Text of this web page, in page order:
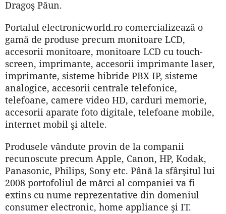
Dragoş Păun.
Portalul electronicworld.ro comercializează o
gamă de produse precum monitoare LCD,
accesorii monitoare, monitoare LCD cu touch-
screen, imprimante, accesorii imprimante laser,
imprimante, sisteme hibride PBX IP, sisteme
analogice, accesorii centrale telefonice,
telefoane, camere video HD, carduri memorie,
accesorii aparate foto digitale, telefoane mobile,
internet mobil şi altele.
Produsele vândute provin de la companii
recunoscute precum Apple, Canon, HP, Kodak,
Panasonic, Philips, Sony etc. Până la sfârşitul lui
2008 portofoliul de mărci al companiei va fi
extins cu nume reprezentative din domeniul
consumer electronic, home appliance şi IT.